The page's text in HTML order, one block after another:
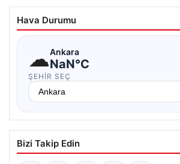
Hava Durumu
☁Ankara
NaN°C
ŞEHIR SEÇ
Bizi Takip Edin